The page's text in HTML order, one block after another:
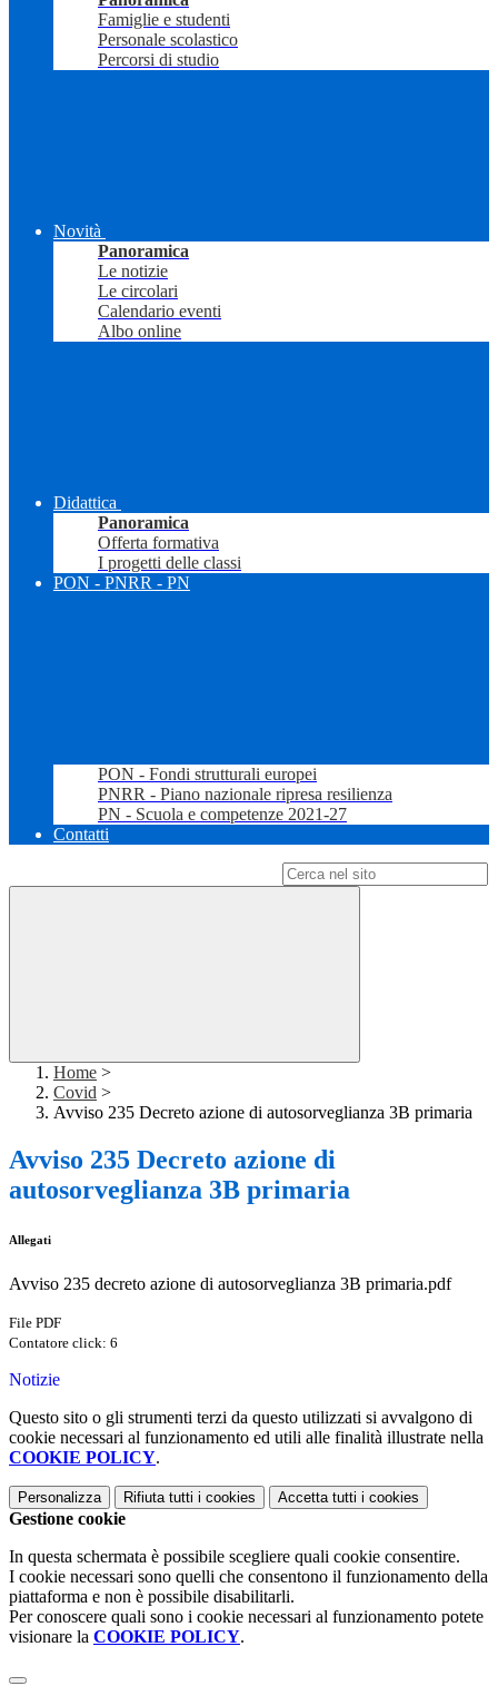
Famiglie e studenti
Personale scolastico
Percorsi di studio
Novità
Panoramica
Le notizie
Le circolari
Calendario eventi
Albo online
Didattica
Panoramica
Offerta formativa
I progetti delle classi
PON - PNRR - PN
PON - Fondi strutturali europei
PNRR - Piano nazionale ripresa resilienza
PN - Scuola e competenze 2021-27
Contatti
Home >
Covid >
Avviso 235 Decreto azione di autosorveglianza 3B primaria
Avviso 235 Decreto azione di
autosorveglianza 3B primaria
Allegati
Avviso 235 decreto azione di autosorveglianza 3B primaria.pdf
File PDF
Contatore click: 6
Notizie
Questo sito o gli strumenti terzi da questo utilizzati si avvalgono di
cookie necessari al funzionamento ed utili alle finalità illustrate nella
COOKIE POLICY.
Personalizza Rifiuta tutti i cookies Accetta tutti i cookies
Gestione cookie
In questa schermata è possibile scegliere quali cookie consentire.
I cookie necessari sono quelli che consentono il funzionamento della
piattaforma e non è possibile disabilitarli.
Per conoscere quali sono i cookie necessari al funzionamento potete
visionare la COOKIE POLICY.